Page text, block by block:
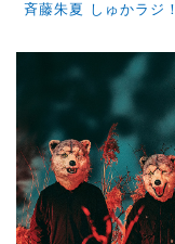
斉藤朱夏 しゅかラジ！